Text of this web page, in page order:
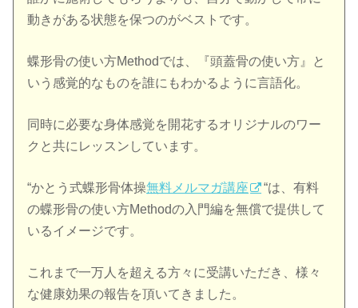
動きがある状態を保つのがベストです。
蝶形骨の使い方Methodでは、『頭蓋骨の使い方』と
いう感覚的なものを誰にもわかるように言語化。
同時に必要な身体感覚を開花するオリジナルのワー
クと共にレッスンしています。
“かとう式蝶形骨体操無料メルマガ講座
“は、有料
の蝶形骨の使い方Methodの入門編を無償で提供して
いるイメージです。
これまで一万人を超える方々に受講いただき、様々
な健康効果の報告を頂いてきました。